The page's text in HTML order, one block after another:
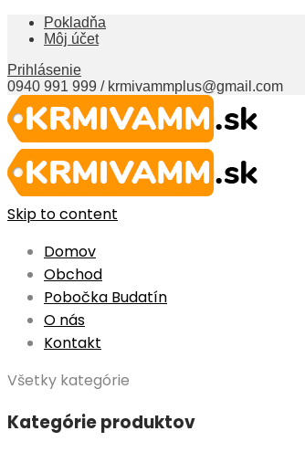
Pokladňa
Môj účet
Prihlásenie
0940 991 999 / krmivammplus@gmail.com
Skip to content
Domov
Obchod
Pobočka Budatín
O nás
Kontakt
Všetky kategórie
Kategórie produktov